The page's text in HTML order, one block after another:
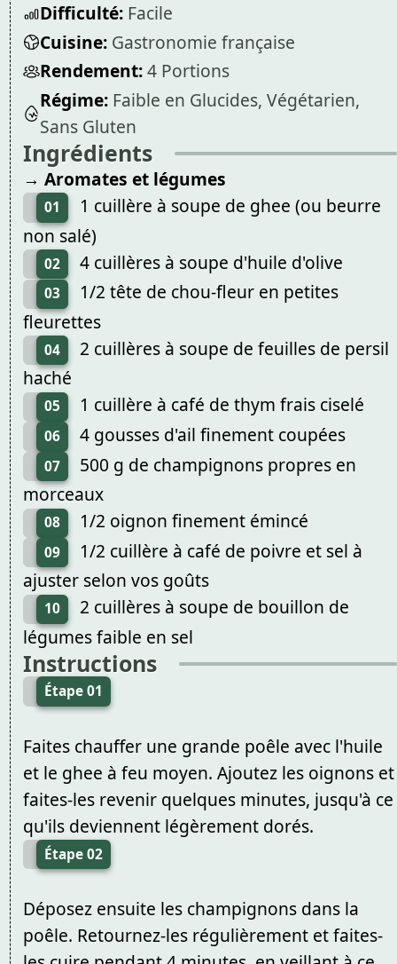
Difficulté: Facile
Cuisine: Gastronomie française
Rendement:4 Portions
Régime: Faible en Glucides, Végétarien,
Sans Gluten
Ingrédients
→ Aromates et légumes
01
1 cuillère à soupe de ghee (ou beurre
non salé)
02 4 cuillères à soupe d'huile d'olive
03
1/2 tête de chou-fleur en petites
fleurettes
04
2 cuillères à soupe de feuilles de persil
haché
05 1 cuillère à café de thym frais ciselé
06 4 gousses d'ail finement coupées
07
500 g de champignons propres en
morceaux
08 1/2 oignon finement émincé
09
1/2 cuillère à café de poivre et sel à
ajuster selon vos goûts
10
2 cuillères à soupe de bouillon de
légumes faible en sel
Instructions
Étape 01
Faites chauffer une grande poêle avec l'huile
et le ghee à feu moyen. Ajoutez les oignons et
faites-les revenir quelques minutes, jusqu'à ce
qu'ils deviennent légèrement dorés.
Étape 02
Déposez ensuite les champignons dans la
poêle. Retournez-les régulièrement et faites-